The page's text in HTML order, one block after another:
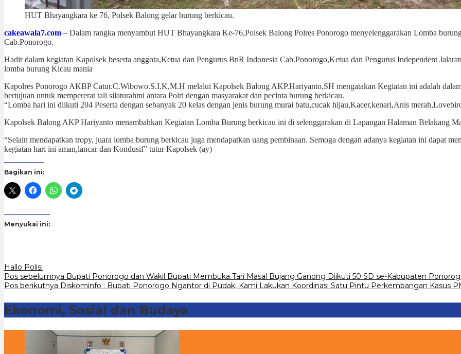
HUT Bhayangkara ke 76, Polsek Balong gelar burung berkicau.
cakeawala7.com – Dalam rangka menyambut HUT Bhayangkara Ke-76,Polsek Balong Polres Ponorogo menyelenggarakan Lomba
Cab.Ponorogo.
Hadir dalam kegiatan Kapolsek beserta anggota,Ketua dan Pengurus BnR Indonesia Cab.Ponorogo,Ketua dan Pengurus Independent
lomba burung Kicau mania
Kapolres Ponorogo AKBP Catur.C.Wibowo.S.I.K,M.H melalui Kapolsek Balong AKP.Hariyanto,SH mengatakan Kegiatan ini adalah
bertujuan untuk mempererat tali silaturahmi antara Polri dengan masyarakat dan pecinta burung berkicau.
“Lomba hari ini diikuti 204 Peserta dengan sebanyak 20 kelas dengan jenis burung murai batu,cucak hijau,Kacer,kenari,Anis
Kapolsek Balong AKP Hariyanto menambahkan Kegiatan Lomba Burung berkicau ini di selenggarakan di Lapangan Halaman Belakang
“Selain mendapatkan tropy, juara lomba burung berkicau juga mendapatkan uang pembinaan. Semoga dengan adanya kegiatan ini dapat
kegiatan hari ini aman,lancar dan Kondusif” tutur Kapolsek (ay)
Bagikan ini:
Menyukai ini:
Hallo Polisi
Navigasi
Pos sebelumnya Bupati Ponorogo dan Wakil Bupati Membuka Tari Masal Bujang Ganong Diikuti 50 SD se-Kabupaten
Pos berikutnya Diskominfo : Bupati Ponorogo Ngantor di Pudak, Kami Lakukan Koordinasi Satu Pintu Perkembangan Kasus
Ekonomi, Sosial dan Budaya